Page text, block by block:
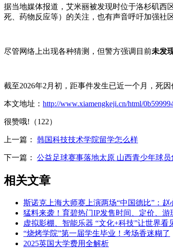
据当地媒体报道，艾米丽被发现时位于洛杉矶西
死、药物反应等）的关注，也有声音呼吁加强社
尽管网络上出现各种猜测，但警方强调目前未发
截至2026年2月初，距事件发生已近一个月，死
本文地址： http://www.xiamengkeji.cn/html/
很赞哦!（122）
上一篇： 韩国科技技术学院留学怎么样
下一篇： 公益足球赛事落地太原 山西青少年球
相关文章
斯诺克上海大师赛上演两场“中国德比”：
猛料来袭！育碧热门IP发售时间、定价、游
虚拟影棚、智能乐器 “文化+科技”让世界看
“烧烤学院”第一届学生毕业！考场香迷糊了
2025英国大学费用全解析